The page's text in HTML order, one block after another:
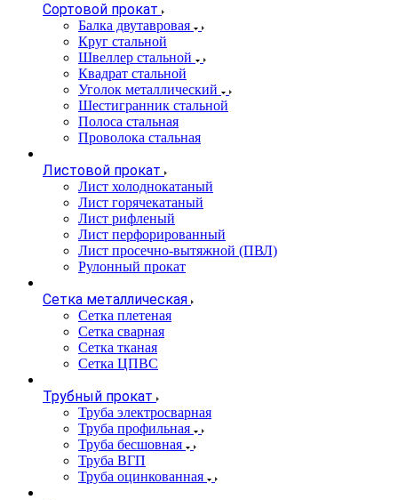
Сортовой прокат
Балка двутавровая
Круг стальной
Швеллер стальной
Квадрат стальной
Уголок металлический
Шестигранник стальной
Полоса стальная
Проволока стальная
Листовой прокат
Лист холоднокатаный
Лист горячекатаный
Лист рифленый
Лист перфорированный
Лист просечно-вытяжной (ПВЛ)
Рулонный прокат
Сетка металлическая
Сетка плетеная
Сетка сварная
Сетка тканая
Сетка ЦПВС
Трубный прокат
Труба электросварная
Труба профильная
Труба бесшовная
Труба ВГП
Труба оцинкованная